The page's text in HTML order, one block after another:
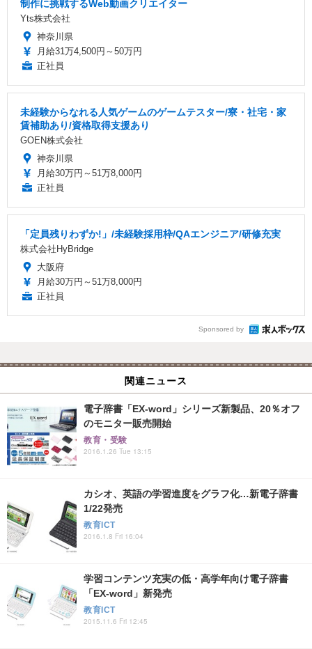
制作に挑戦するWeb動画クリエイター
Yts株式会社
神奈川県
月給31万4,500円～50万円
正社員
未経験からなれる人気ゲームのゲームテスター/寮・社宅・家
賃補助あり/資格取得支援あり
GOEN株式会社
神奈川県
月給30万円～51万8,000円
正社員
「定員残りわずか!」/未経験採用枠/QAエンジニア/研修充実
株式会社HyBridge
大阪府
月給30万円～51万8,000円
正社員
Sponsored by
関連ニュース
電子辞書「EX-word」シリーズ新製品、20％オフ
のモニター販売開始
教育・受験
2016.1.26 Tue 13:15
カシオ、英語の学習進度をグラフ化…新電子辞書
1/22発売
教育ICT
2016.1.8 Fri 16:04
学習コンテンツ充実の低・高学年向け電子辞書
「EX-word」新発売
教育ICT
2015.11.6 Fri 12:45